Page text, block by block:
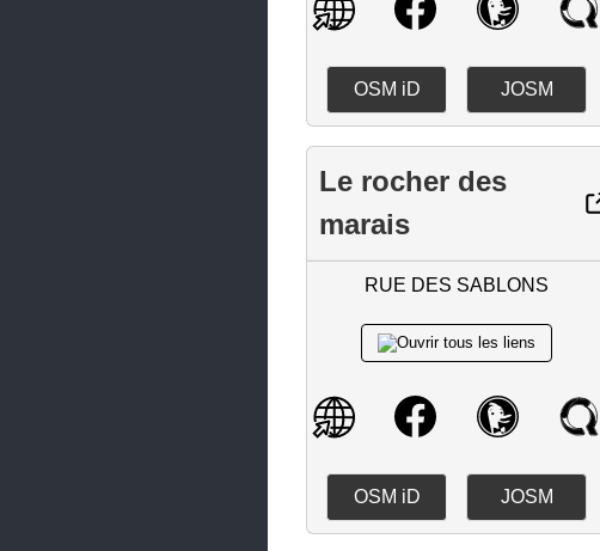
OSM iD JOSM
Le rocher des
marais
RUE DES SABLONS
OSM iD JOSM